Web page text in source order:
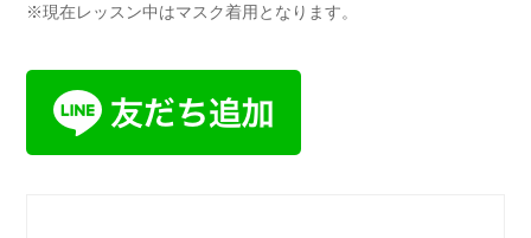
※現在レッスン中はマスク着用となります。